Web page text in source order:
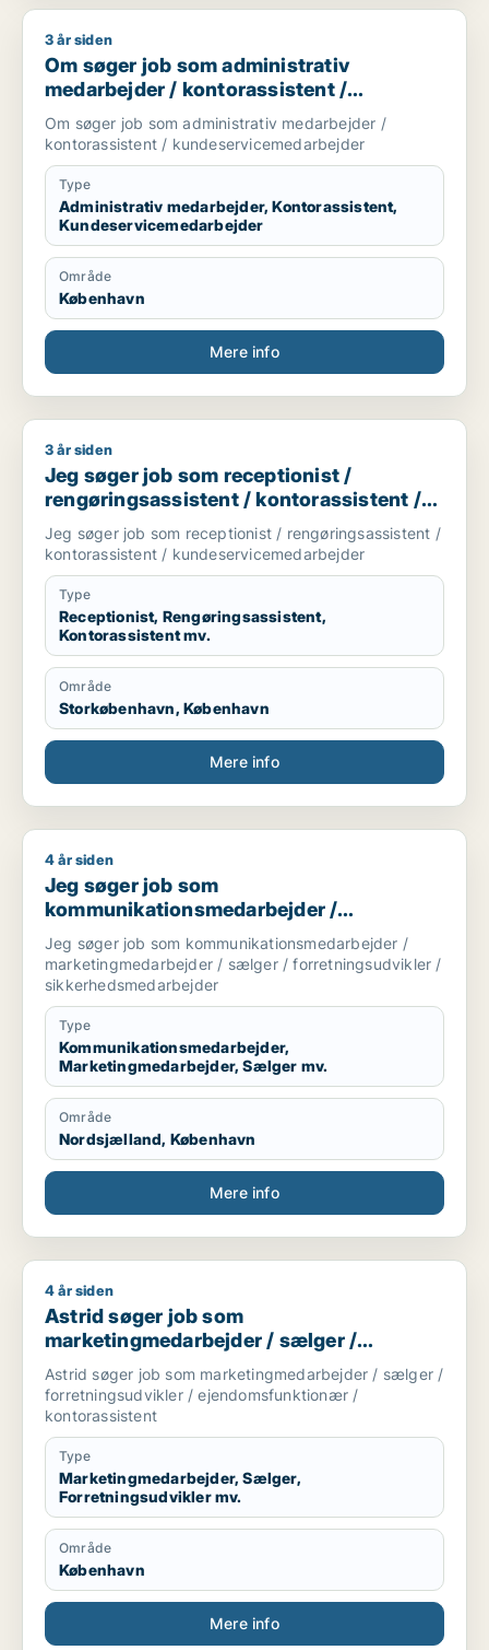
Om søger job som administrativ medarbejder /
3 år siden
Om søger job som administrativ
medarbejder / kontorassistent /
kundeservicemedarbejder
Om søger job som administrativ medarbejder /
kontorassistent / kundeservicemedarbejder
Type
Administrativ medarbejder, Kontorassistent,
Kundeservicemedarbejder
Område
København
Mere info
Jeg søger job som receptionist / rengøringsassistent /
3 år siden
Jeg søger job som receptionist /
rengøringsassistent / kontorassistent /
kundeservicemedarbejder
Jeg søger job som receptionist / rengøringsassistent /
kontorassistent / kundeservicemedarbejder
Type
Receptionist, Rengøringsassistent,
Kontorassistent mv.
Område
Storkøbenhavn, København
Mere info
Jeg søger job som kommunikationsmedarbejder /
4 år siden
Jeg søger job som
kommunikationsmedarbejder /
marketingmedarbejder / sælger /
forretningsudvikler /
sikkerhedsmedarbejder
Jeg søger job som kommunikationsmedarbejder /
marketingmedarbejder / sælger / forretningsudvikler /
sikkerhedsmedarbejder
Type
Kommunikationsmedarbejder,
Marketingmedarbejder, Sælger mv.
Område
Nordsjælland, København
Mere info
Astrid søger job som marketingmedarbejder / sælger /
4 år siden
Astrid søger job som
marketingmedarbejder / sælger /
forretningsudvikler /
ejendomsfunktionær / kontorassistent
Astrid søger job som marketingmedarbejder / sælger /
forretningsudvikler / ejendomsfunktionær /
kontorassistent
Type
Marketingmedarbejder, Sælger,
Forretningsudvikler mv.
Område
København
Mere info